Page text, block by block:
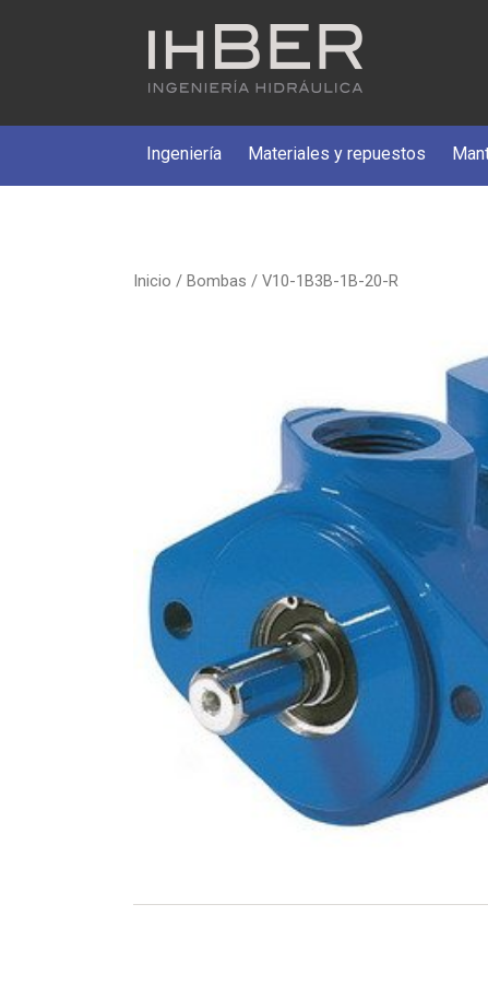
Ingeniería Materiales y repuestos
Inicio / Bombas / V10-1B3B-1B-20-R